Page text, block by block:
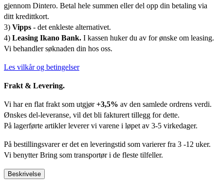
gjennom Dintero. Betal hele summen eller del opp din betaling via
ditt kredittkort.
3) Vipps - det enkleste alternativet.
4) Leasing Ikano Bank. I kassen huker du av for ønske om leasing.
Vi behandler søknaden din hos oss.
Les vilkår og betingelser
Frakt & Levering.
Vi har en flat frakt som utgjør+3,5% av den samlede ordrens verdi.
Ønskes del-leveranse, vil det bli fakturert tillegg for dette.
På lagerførte artikler leverer vi varene i løpet av 3-5 virkedager.
På bestillingsvarer er det en leveringstid som varierer fra 3 -12 uker.
Vi benytter Bring som transportør i de fleste tilfeller.
Beskrivelse